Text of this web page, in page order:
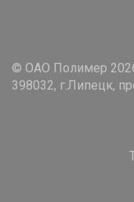
© ОАО Полимер
398032, г.Липецк,